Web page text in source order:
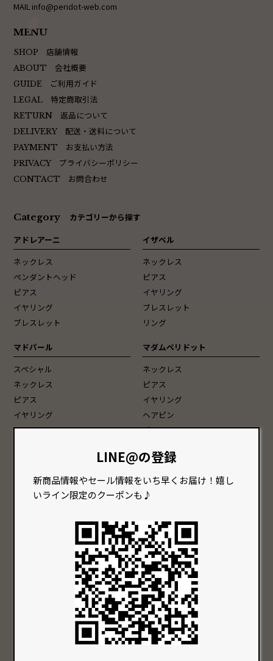
LINE@の登録
新商品情報やセール情報をいち早くお届け！嬉し
いライン限定のクーポンも♪
MAIL info@peridot-web.com
MENU
SHOP 店舗情報
ABOUT 会社概要
GUIDE ご利用ガイド
LEGAL 特定商取引法
RETURN 返品について
DELIVERY 配送・送料について
PAYMENT お支払い方法
PRIVACY プライバシーポリシー
CONTACT お問合わせ
Category
カテゴリーから探す
アドレアーニ
ネックレス
ペンダントヘッド
ピアス
イヤリング
ブレスレット
イザベル
ネックレス
ピアス
イヤリング
ブレスレット
リング
マドパール
スペシャル
ネックレス
ピアス
イヤリング
マダムペリドット
ネックレス
ピアス
イヤリング
ヘアピン
ブレスレット
Vaccari[ヴェネチアンガラス]
ネックレス
ピアス
スペシャル
チェーン・チョーカー
特徴から探す
価格で選ぶ
〜 10,000円 以内
10,001円 〜 20,000円以内
20,001円 〜 30,000円以内
30,001円 以上